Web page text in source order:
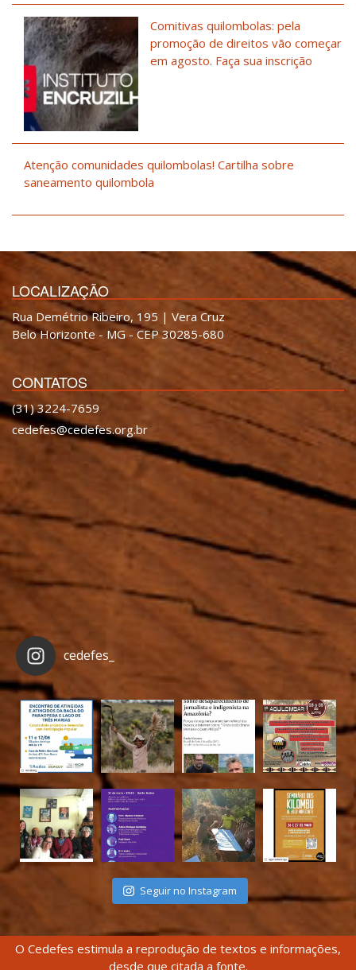
Comitivas quilombolas: pela
promoção de direitos vão começar
em agosto. Faça sua inscrição
Atenção comunidades quilombolas! Cartilha sobre
saneamento quilombola
LOCALIZAÇÃO
Rua Demétrio Ribeiro, 195 | Vera Cruz
Belo Horizonte - MG - CEP 30285-680
CONTATOS
(31) 3224-7659
cedefes@cedefes.org.br
cedefes_
Seguir no Instagram
O Cedefes estimula a reprodução de textos e informações,
desde que citada a fonte.